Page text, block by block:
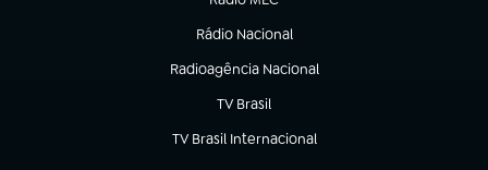
Rádio Nacional
(abre em nova aba)
Radioagência Nacional
(abre em nova aba)
TV Brasil
(abre em nova aba)
TV Brasil Internacional
(abre em nova aba)